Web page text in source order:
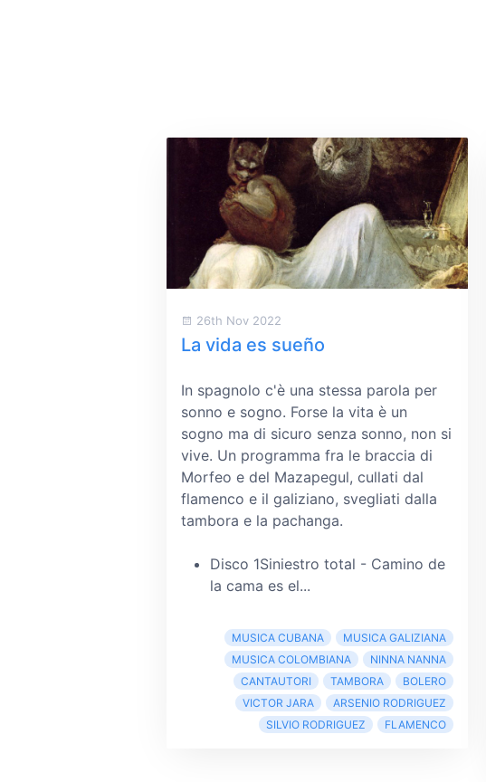
26th Nov 2022
La vida es sueño
In spagnolo c'è una stessa parola per
sonno e sogno. Forse la vita è un
sogno ma di sicuro senza sonno, non si
vive. Un programma fra le braccia di
Morfeo e del Mazapegul, cullati dal
flamenco e il galiziano, svegliati dalla
tambora e la pachanga.
Disco 1Siniestro total - Camino de
la cama es el...
MUSICA CUBANA
MUSICA GALIZIANA
MUSICA COLOMBIANA
NINNA NANNA
CANTAUTORI
TAMBORA
BOLERO
VICTOR JARA
ARSENIO RODRIGUEZ
SILVIO RODRIGUEZ
FLAMENCO